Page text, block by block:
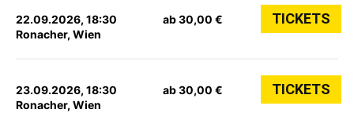
22.09.2026, 18:30
Ronacher, Wien
ab 30,00 € TICKETS
23.09.2026, 18:30
Ronacher, Wien
ab 30,00 € TICKETS